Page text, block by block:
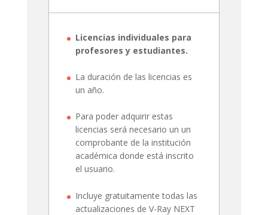
Licencias individuales para
profesores y estudiantes.
La duración de las licencias es
un año.
Para poder adquirir estas
licencias será necesario un un
comprobante de la institución
académica donde está inscrito
el usuario.
Incluye gratuitamente todas las
actualizaciones de V-Ray NEXT